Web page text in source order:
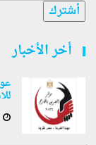
أشترك
أخر الأخبار